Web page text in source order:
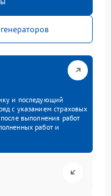
и последующий
с указанием страховых
выполнения работ
работ и